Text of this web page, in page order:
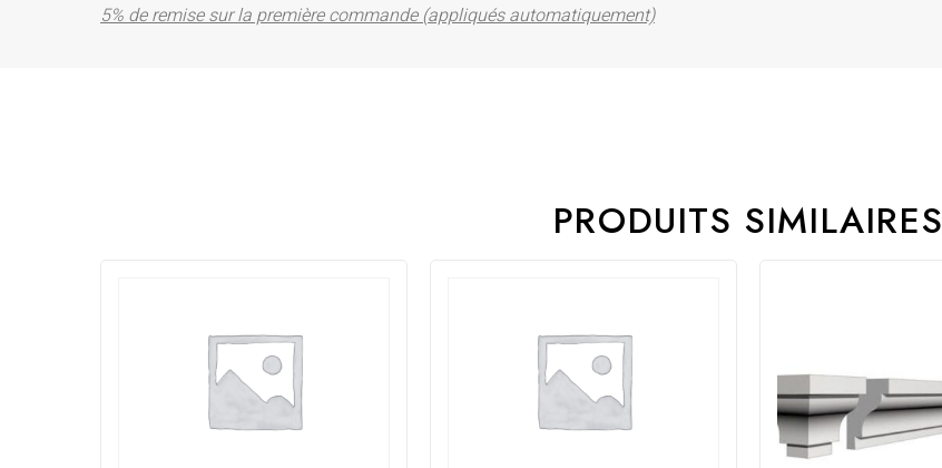
5% de remise sur la première commande (appliqués automatiquement)
PRODUITS SIMILAIRES